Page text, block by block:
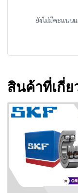
ยังไม่มีคะแนน
สินค้าที่เกี่ย